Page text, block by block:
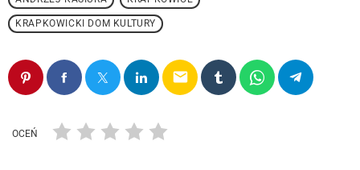
KRAPKOWICKI DOM KULTURY
email
OCEŃ